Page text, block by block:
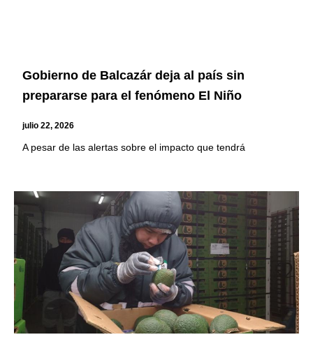
Gobierno de Balcazár deja al país sin
prepararse para el fenómeno El Niño
julio 22, 2026
A pesar de las alertas sobre el impacto que tendrá